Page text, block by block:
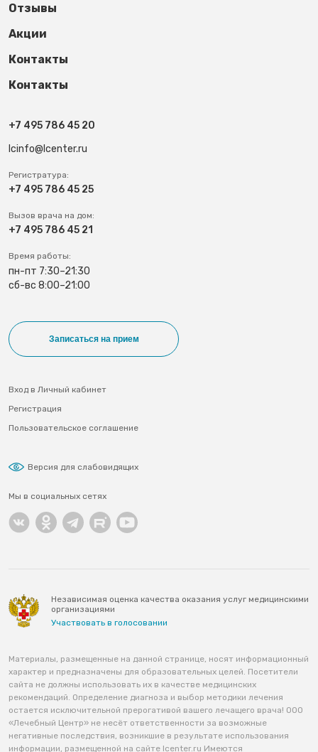
Отзывы
Акции
Контакты
Контакты
+7 495 786 45 20
lcinfo@lcenter.ru
Регистратура:
+7 495 786 45 25
Вызов врача на дом:
+7 495 786 45 21
Время работы:
пн-пт 7:30–21:30
сб-вс 8:00–21:00
Записаться на прием
Вход в Личный кабинет
Регистрация
Пользовательское соглашение
Версия для слабовидящих
Мы в социальных сетях
Материалы, размещенные на данной странице, носят информационный
характер и предназначены для образовательных целей. Посетители
сайта не должны использовать их в качестве медицинских
рекомендаций. Определение диагноза и выбор методики лечения
остается исключительной прерогативой вашего лечащего врача! ООО
«Лечебный Центр» не несёт ответственности за возможные
негативные последствия, возникшие в результате использования
информации, размещенной на сайте lcenter.ru Имеются
Независимая оценка качества оказания услуг медицинскими
организациями
Участвовать в голосовании